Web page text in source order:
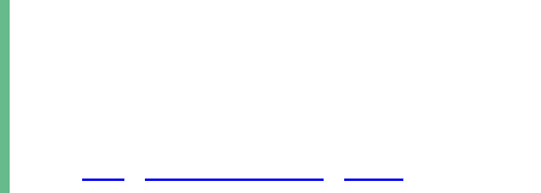
Unge Danske Digtere